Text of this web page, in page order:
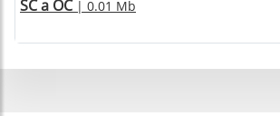
SČ a OČ| 0.01 Mb